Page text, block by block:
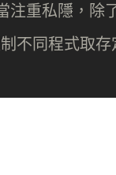
注重私隱，除
不同程式取存